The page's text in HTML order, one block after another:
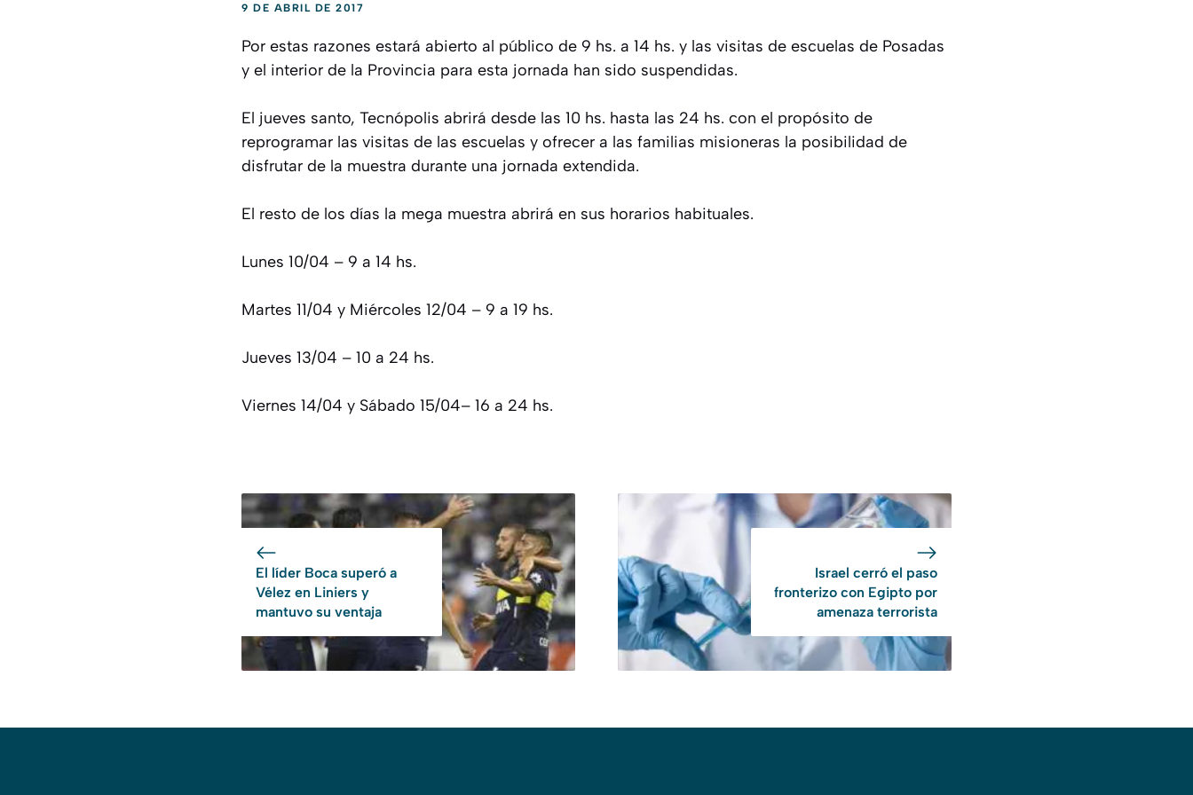
9 DE ABRIL DE 2017
Por estas razones estará abierto al público de 9 hs. a 14 hs. y las visitas de escuelas de Posadas
y el interior de la Provincia para esta jornada han sido suspendidas.
El jueves santo, Tecnópolis abrirá desde las 10 hs. hasta las 24 hs. con el propósito de
reprogramar las visitas de las escuelas y ofrecer a las familias misioneras la posibilidad de
disfrutar de la muestra durante una jornada extendida.
El resto de los días la mega muestra abrirá en sus horarios habituales.
Lunes 10/04 – 9 a 14 hs.
Martes 11/04 y Miércoles 12/04 – 9 a 19 hs.
Jueves 13/04 – 10 a 24 hs.
Viernes 14/04 y Sábado 15/04– 16 a 24 hs.
El líder Boca superó a
Vélez en Liniers y
mantuvo su ventaja
Israel cerró el paso
fronterizo con Egipto por
amenaza terrorista